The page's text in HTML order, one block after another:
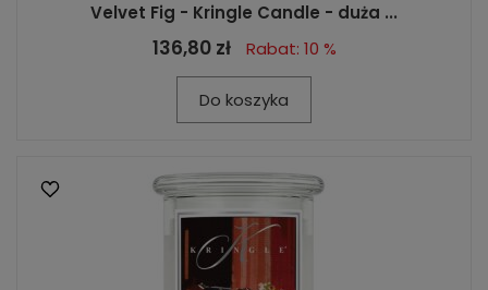
Velvet Fig - Kringle Candle - duża ...
136,80 zł Rabat: 10 %
Do koszyka